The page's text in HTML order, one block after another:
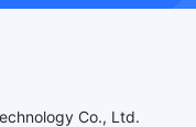
Co., Ltd.